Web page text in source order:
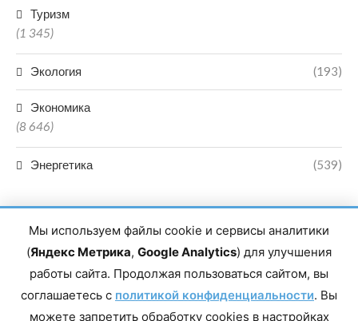
Туризм
(1 345)
Экология (193)
Экономика
(8 646)
Энергетика (539)
Главный редактор сетевого издания Магомаев Тимур Нухович.
Контакты редакции: 8(988)-292-94-34 Почта: vestiskfo@gmail.com По
Мы используем файлы cookie и сервисы аналитики
(Яндекс Метрика, Google Analytics) для улучшения
работы сайта. Продолжая пользоваться сайтом, вы
соглашаетесь с политикой конфиденциальности. Вы
можете запретить обработку cookies в настройках